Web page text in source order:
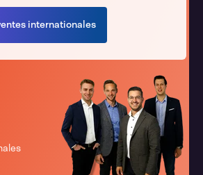
internationales